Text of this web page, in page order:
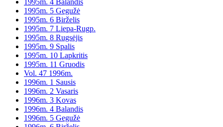
1995m. 4 Balandis
1995m. 5 Gegužė
1995m. 6 Birželis
1995m. 7 Liepa-Rugp.
1995m. 8 Rugsėjis
1995m. 9 Spalis
1995m. 10 Lapkritis
1995m. 11 Gruodis
Vol. 47 1996m.
1996m. 1 Sausis
1996m. 2 Vasaris
1996m. 3 Kovas
1996m. 4 Balandis
1996m. 5 Gegužė